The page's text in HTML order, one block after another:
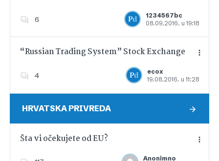
6
1234567bc
08.09.2016. u 19:18
Dodajte u favorite
“Russian Trading System” Stock Exchange
4
ecox
19.08.2016. u 11:28
Dodajte u favorite
HRVATSKA PRIVREDA
Šta vi očekujete od EU?
Anonimno